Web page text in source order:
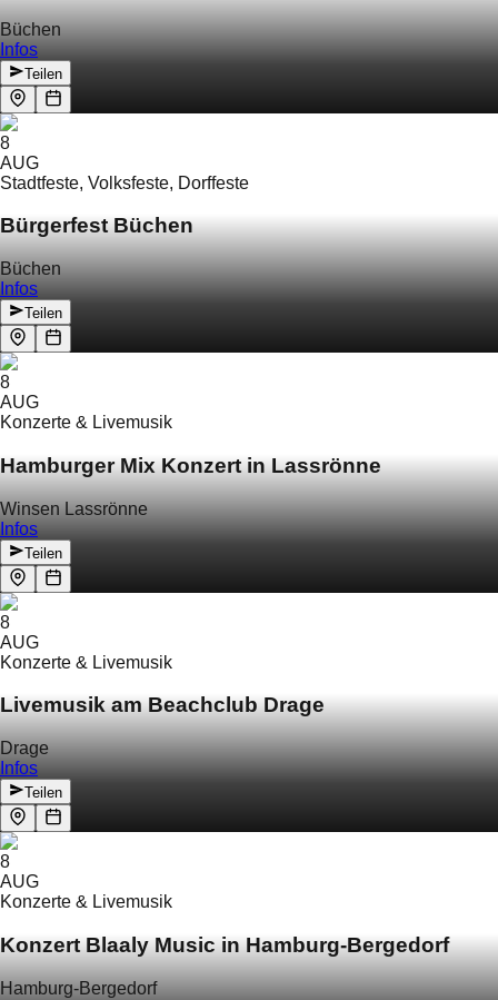
Büchen
Infos
Teilen
8
AUG
Stadtfeste, Volksfeste, Dorffeste
Bürgerfest Büchen
Büchen
Infos
Teilen
8
AUG
Konzerte & Livemusik
Hamburger Mix Konzert in Lassrönne
Winsen Lassrönne
Infos
Teilen
8
AUG
Konzerte & Livemusik
Livemusik am Beachclub Drage
Drage
Infos
Teilen
8
AUG
Konzerte & Livemusik
Konzert Blaaly Music in Hamburg-Bergedorf
Hamburg-Bergedorf